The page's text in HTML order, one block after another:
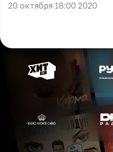
20 октября 18:00 2020